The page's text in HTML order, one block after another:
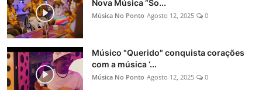
Nova Música “So...
Música No Ponto Agosto 12, 2025 0
Músico "Querido" conquista corações
com a música ‘...
Música No Ponto Agosto 12, 2025 0